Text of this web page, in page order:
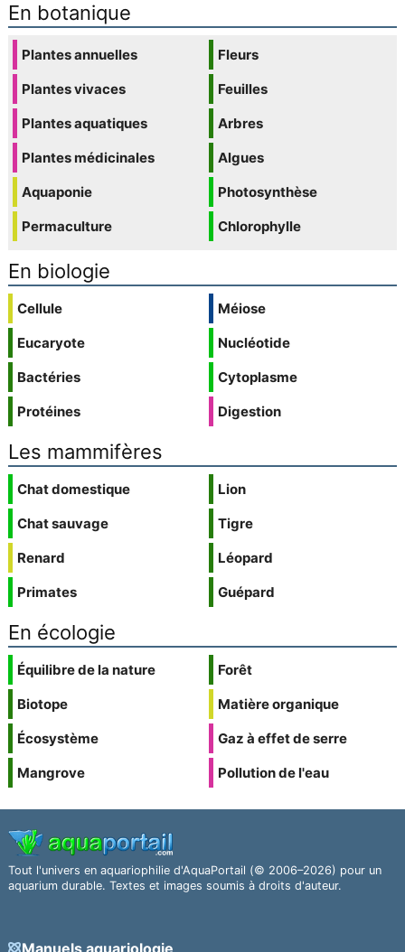
En botanique
Plantes annuelles
Plantes vivaces
Plantes aquatiques
Plantes médicinales
Aquaponie
Permaculture
Fleurs
Feuilles
Arbres
Algues
Photosynthèse
Chlorophylle
En biologie
Cellule
Eucaryote
Bactéries
Protéines
Méiose
Nucléotide
Cytoplasme
Digestion
Les mammifères
Chat domestique
Chat sauvage
Renard
Primates
Lion
Tigre
Léopard
Guépard
En écologie
Équilibre de la nature
Biotope
Écosystème
Mangrove
Forêt
Matière organique
Gaz à effet de serre
Pollution de l'eau
Tout l'univers en aquariophilie d'AquaPortail (© 2006–2026) pour un
aquarium durable. Textes et images soumis à droits d'auteur.
Manuels aquariologie